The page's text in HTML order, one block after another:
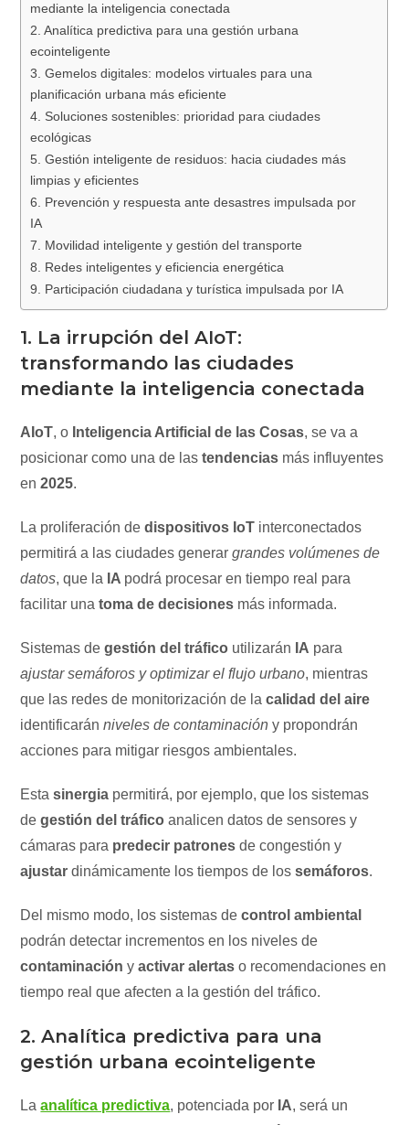
mediante la inteligencia conectada
2. Analítica predictiva para una gestión urbana
ecointeligente
3. Gemelos digitales: modelos virtuales para una
planificación urbana más eficiente
4. Soluciones sostenibles: prioridad para ciudades
ecológicas
5. Gestión inteligente de residuos: hacia ciudades más
limpias y eficientes
6. Prevención y respuesta ante desastres impulsada por
IA
7. Movilidad inteligente y gestión del transporte
8. Redes inteligentes y eficiencia energética
9. Participación ciudadana y turística impulsada por IA
1. La irrupción del AIoT:
transformando las ciudades
mediante la inteligencia conectada
AIoT, o Inteligencia Artificial de las Cosas, se va a
posicionar como una de lastendencias más influyentes
en2025.
La proliferación dedispositivos IoT interconectados
permitirá a las ciudades generargrandes volúmenes de
datos, que la IA podrá procesar en tiempo real para
facilitar unatoma de decisiones más informada.
Sistemas degestión del tráfico utilizarán IA para
ajustar semáforos y optimizar el flujo urbano, mientras
que las redes de monitorización de lacalidad del aire
identificaránniveles de contaminación y propondrán
acciones para mitigar riesgos ambientales.
Estasinergia permitirá, por ejemplo, que los sistemas
degestión del tráfico analicen datos de sensores y
cámaras para predecir patrones de congestión y
ajustar dinámicamente los tiempos de lossemáforos.
Del mismo modo, los sistemas decontrol ambiental
podrán detectar incrementos en los niveles de
contaminación yactivar alertas o recomendaciones en
tiempo real que afecten a la gestión del tráfico.
2. Analítica predictiva para una
gestión urbana ecointeligente
Laanalítica predictiva, potenciada por IA, será un